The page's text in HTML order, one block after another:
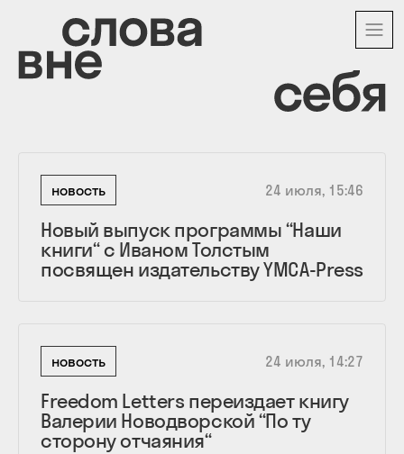
основному
содержанию
новость 24 июля, 15:46
Новый выпуск программы “Наши
книги“ с Иваном Толстым
посвящен издательству YMCA-Press
новость 24 июля, 14:27
Freedom Letters переиздает книгу
Валерии Новодворской “По ту
сторону отчаяния“